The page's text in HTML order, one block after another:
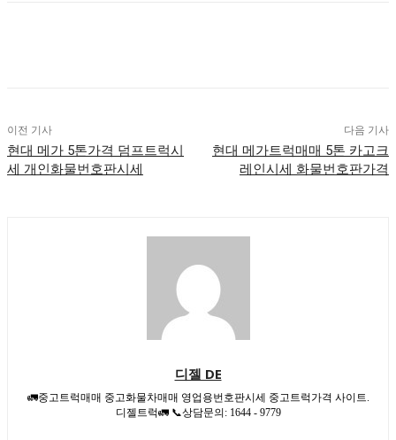
이전 기사
현대 메가 5톤가격 덤프트럭시
세 개인화물번호판시세
다음 기사
현대 메가트럭매매 5톤 카고크
레인시세 화물번호판가격
디젤 DE
🚛중고트럭매매 중고화물차매매 영업용번호판시세 중고트럭가격 사이트.
디젤트럭🚛 📞상담문의: 1644 - 9779